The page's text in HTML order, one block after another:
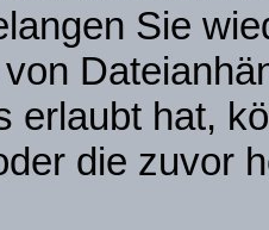
Sie
erlaubt hat,
die zuvor